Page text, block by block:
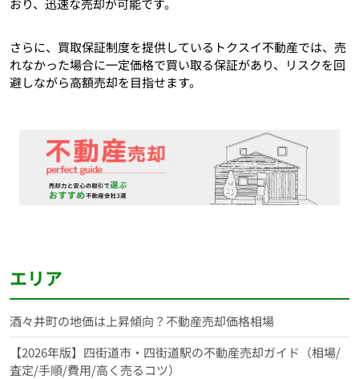
おり、迅速な売却が可能です。
さらに、買取保証制度を提供しているトクスイ不動産では、売
れなかった場合に一定価格で買い取る保証があり、リスクを回
避しながら高額売却を目指せます。
エリア
酒々井町の地価は上昇傾向？不動産売却価格相場
【2026年版】四街道市・四街道駅の不動産売却ガイド（相場/
査定/手順/費用/高く売るコツ）